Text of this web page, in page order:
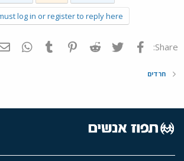
log in or register to reply here.
Share: פייסבוק Twitter
Reddit
Pinterest
Tumblr
חרדים